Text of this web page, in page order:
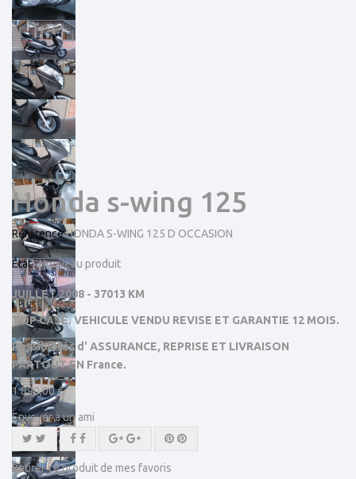
Previous
Next
Honda s-wing 125
RéférenceHONDA S-WING 125 D OCCASION
État :Nouveau produit
JUILLET 2008 - 37013 KM
TOP CASE. VEHICULE VENDU REVISE ET GARANTIE 12 MOIS.
Possibilités d' ASSURANCE, REPRISE ET LIVRAISON
PARTOUT EN France.
1 890,00 €
Envoyer à un ami
Retirer ce produit de mes favoris